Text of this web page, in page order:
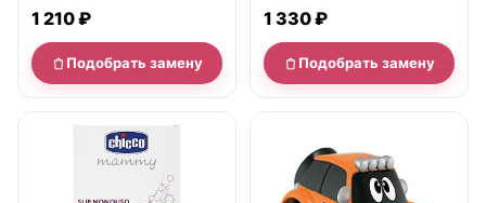
&amp;quot;Sweet Love
Teddy&amp;quot;
1 210 ₽
Подобрать замену
узнавай
1 330 ₽
Подобрать замену